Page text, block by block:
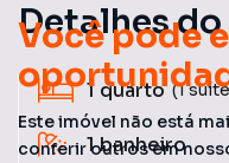
Você pode
Este imóvel não está
conferir outros em
Detalhes
1 quarto (1
1banheiro